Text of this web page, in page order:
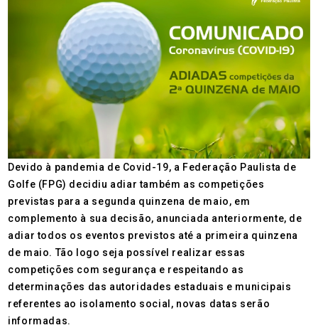
Devido à pandemia de Covid-19, a Federação Paulista de
Golfe (FPG) decidiu adiar também as competições
previstas para a segunda quinzena de maio, em
complemento à sua decisão, anunciada anteriormente, de
adiar todos os eventos previstos até a primeira quinzena
de maio. Tão logo seja possível realizar essas
competições com segurança e respeitando as
determinações das autoridades estaduais e municipais
referentes ao isolamento social, novas datas serão
informadas.